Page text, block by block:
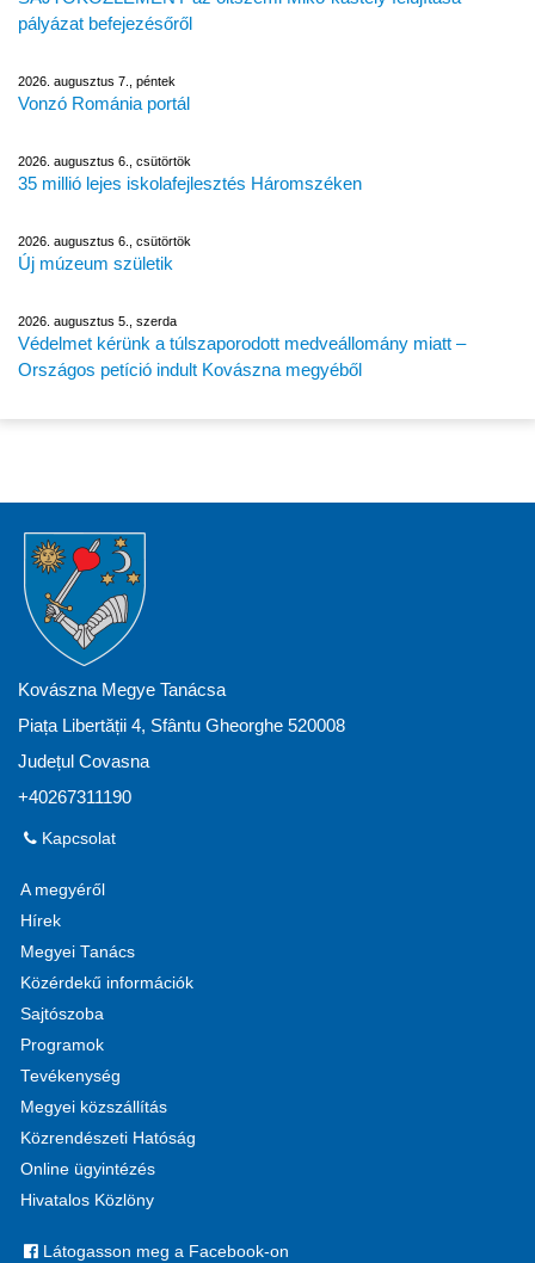
pályázat befejezésőről
2026. augusztus 7., péntek
Vonzó Románia portál
2026. augusztus 6., csütörtök
35 millió lejes iskolafejlesztés Háromszéken
2026. augusztus 6., csütörtök
Új múzeum születik
2026. augusztus 5., szerda
Védelmet kérünk a túlszaporodott medveállomány miatt –
Országos petíció indult Kovászna megyéből
Kovászna Megye Tanácsa
Piața Libertății 4, Sfântu Gheorghe 520008
Județul Covasna
+40267311190
Kapcsolat
A megyéről
Hírek
Megyei Tanács
Közérdekű információk
Sajtószoba
Programok
Tevékenység
Megyei közszállítás
Közrendészeti Hatóság
Online ügyintézés
Hivatalos Közlöny
Látogasson meg a Facebook-on